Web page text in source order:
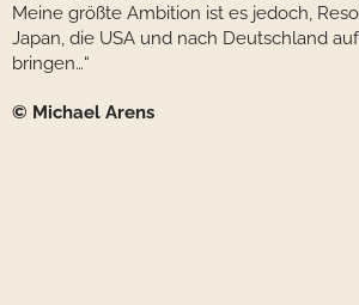
Meine größte Ambition ist es jedoch,
Japan, die USA und nach Deutschland
bringen…“
© Michael Arens